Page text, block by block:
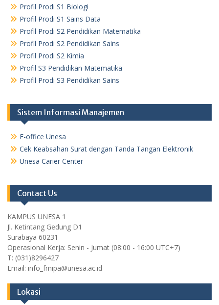
Profil Prodi S1 Biologi
Profil Prodi S1 Sains Data
Profil Prodi S2 Pendidikan Matematika
Profil Prodi S2 Pendidikan Sains
Profil Prodi S2 Kimia
Profil S3 Pendidikan Matematika
Profil Prodi S3 Pendidikan Sains
Sistem Informasi Manajemen
E-office Unesa
Cek Keabsahan Surat dengan Tanda Tangan Elektronik
Unesa Carier Center
Contact Us
KAMPUS UNESA 1
Jl. Ketintang Gedung D1
Surabaya 60231
Operasional Kerja: Senin - Jumat (08:00 - 16:00 UTC+7)
T: (031)8296427
Email: info_fmipa@unesa.ac.id
Lokasi